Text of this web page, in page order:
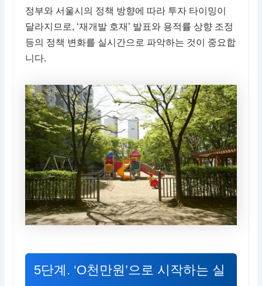
정부와 서울시의 정책 방향에 따라 투자 타이밍이
달라지므로, ‘재개발 호재’ 발표와 용적률 상향 조정
등의 정책 변화를 실시간으로 파악하는 것이 중요합
니다.
5단계. ‘O천만원’으로 시작하는 실